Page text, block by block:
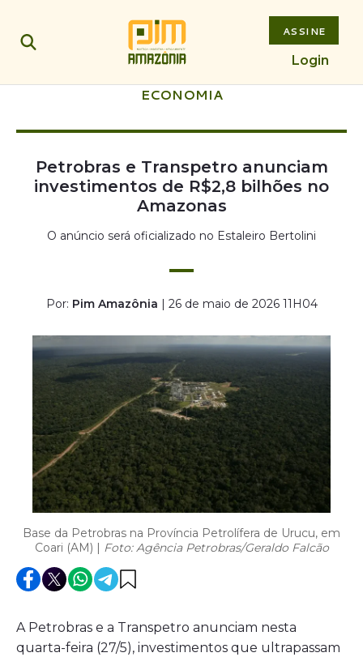
ASSINE
Login
ECONOMIA
Petrobras e Transpetro anunciam
investimentos de R$2,8 bilhões no
Amazonas
O anúncio será oficializado no Estaleiro Bertolini
Por: Pim Amazônia | 26 de maio de 2026 11H04
Base da Petrobras na Província Petrolífera de Urucu, em
Coari (AM) | Foto: Agência Petrobras/Geraldo Falcão
A Petrobras e a Transpetro anunciam nesta
quarta-feira (27/5), investimentos que ultrapassam